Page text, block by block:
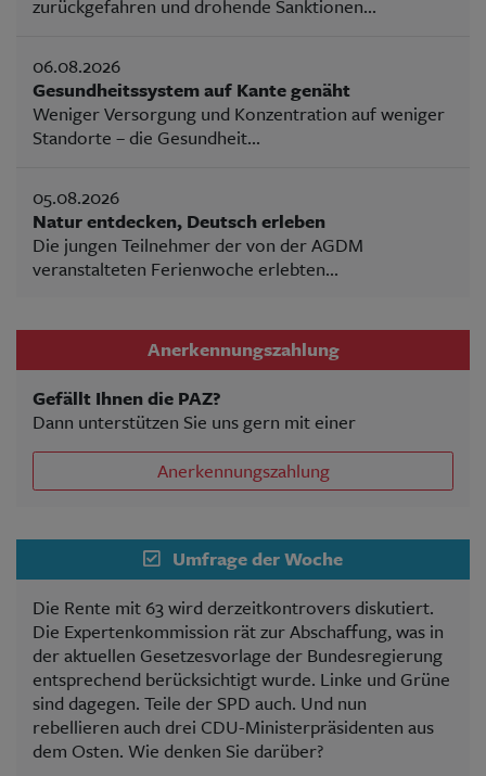
zurückgefahren und drohende Sanktionen...
06.08.2026
Gesundheitssystem auf Kante genäht
Weniger Versorgung und Konzentration auf weniger
Standorte – die Gesundheit...
05.08.2026
Natur entdecken, Deutsch erleben
Die jungen Teilnehmer der von der AGDM
veranstalteten Ferienwoche erlebten...
Anerkennungszahlung
Gefällt Ihnen die PAZ?
Dann unterstützen Sie uns gern mit einer
Anerkennungszahlung
Umfrage der Woche
Die Rente mit 63 wird derzeitkontrovers diskutiert.
Die Expertenkommission rät zur Abschaffung, was in
der aktuellen Gesetzesvorlage der Bundesregierung
entsprechend berücksichtigt wurde. Linke und Grüne
sind dagegen. Teile der SPD auch. Und nun
rebellieren auch drei CDU-Ministerpräsidenten aus
dem Osten. Wie denken Sie darüber?